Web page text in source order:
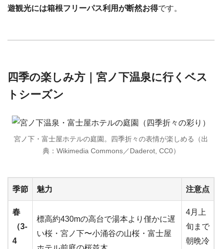
遊観光には箱根フリーパス利用が断然お得です。
四季の楽しみ方｜宮ノ下温泉に行くベス
トシーズン
宮ノ下・富士屋ホテルの庭園。四季折々の表情が楽しめる（出
典：Wikimedia Commons／Daderot, CC0）
季節 魅力 注意点
春
（3-
4
標高約430mの高台で湯本より僅かに遅
い桜・宮ノ下〜小涌谷の山桜・富士屋
4月上
旬まで
朝晩冷